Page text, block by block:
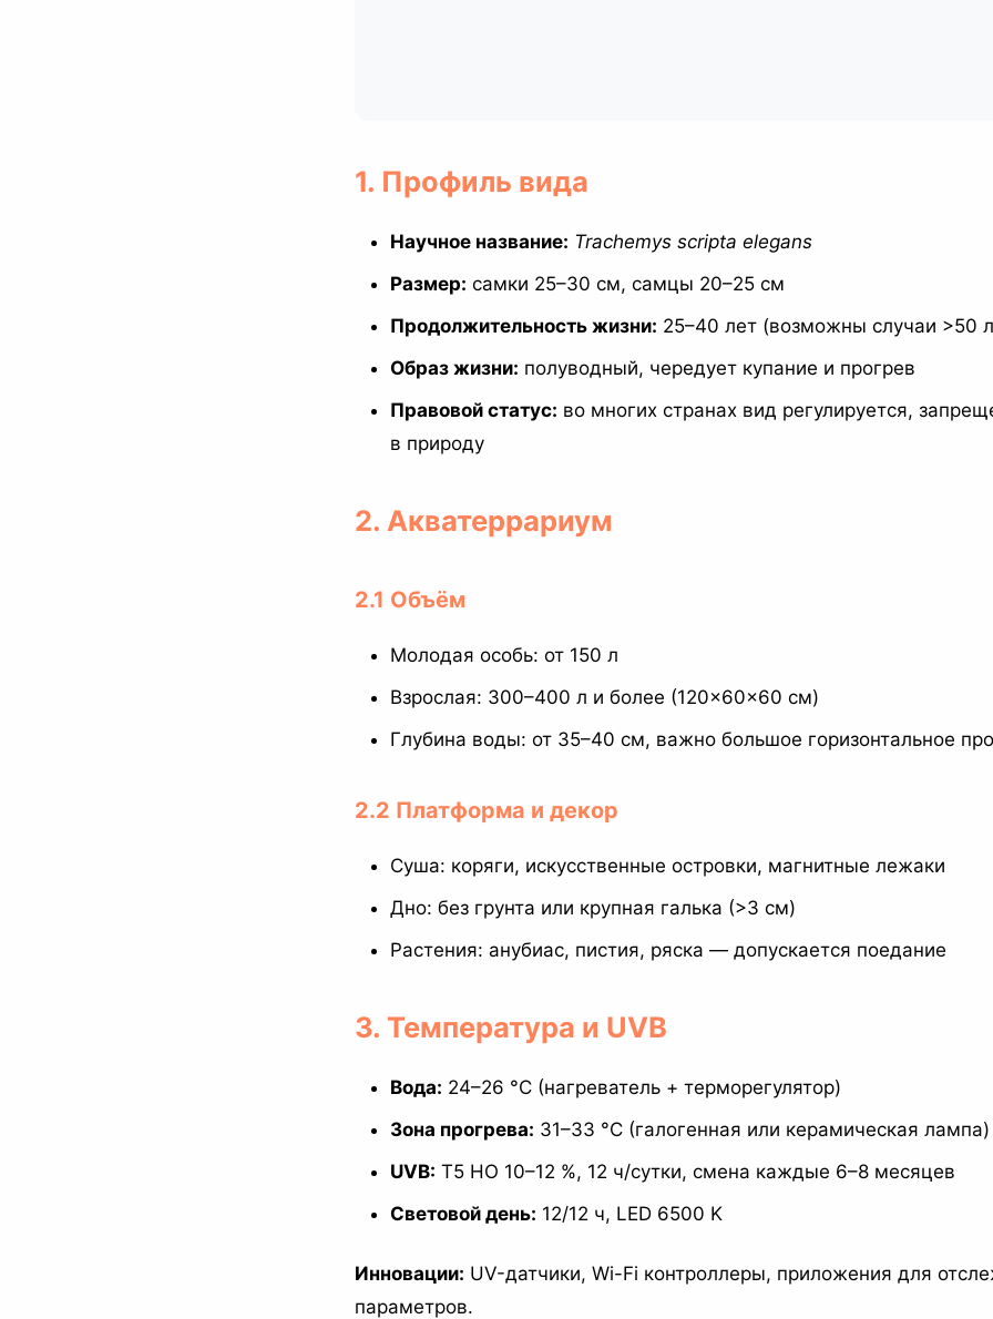
1. Профиль вида
Научное название: Trachemys scripta elegans
Размер: самки 25–30 см, самцы 20–25 см
Продолжительность жизни: 25–40 лет (возможны случаи >50
Образ жизни: полуводный, чередует купание и прогрев
Правовой статус: во многих странах вид регулируется,
в природу
2. Акватеррариум
2.1 Объём
Молодая особь: от 150 л
Взрослая: 300–400 л и более (120×60×60 см)
Глубина воды: от 35–40 см, важно большое горизонтальное
2.2 Платформа и декор
Суша: коряги, искусственные островки, магнитные лежаки
Дно: без грунта или крупная галька (>3 см)
Растения: анубиас, пистия, ряска — допускается поедание
3. Температура и UVB
Вода: 24–26 °C (нагреватель + терморегулятор)
Зона прогрева: 31–33 °C (галогенная или керамическая лампа)
UVB: T5 HO 10–12 %, 12 ч/сутки, смена каждые 6–8 месяцев
Световой день: 12/12 ч, LED 6500 K
Инновации: UV-датчики, Wi-Fi контроллеры, приложения для
параметров.